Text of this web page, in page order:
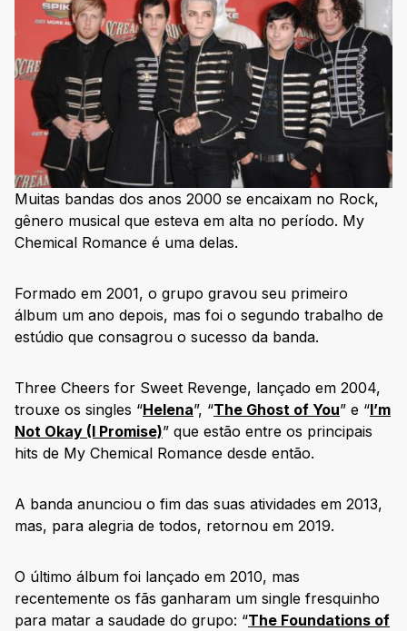
Muitas bandas dos anos 2000 se encaixam no Rock,
gênero musical que esteva em alta no período. My
Chemical Romance é uma delas.
Formado em 2001, o grupo gravou seu primeiro
álbum um ano depois, mas foi o segundo trabalho de
estúdio que consagrou o sucesso da banda.
Three Cheers for Sweet Revenge, lançado em 2004,
trouxe os singles “Helena”, “The Ghost of You” e “I’m
Not Okay (I Promise)” que estão entre os principais
hits de My Chemical Romance desde então.
A banda anunciou o fim das suas atividades em 2013,
mas, para alegria de todos, retornou em 2019.
O último álbum foi lançado em 2010, mas
recentemente os fãs ganharam um single fresquinho
para matar a saudade do grupo: “The Foundations of